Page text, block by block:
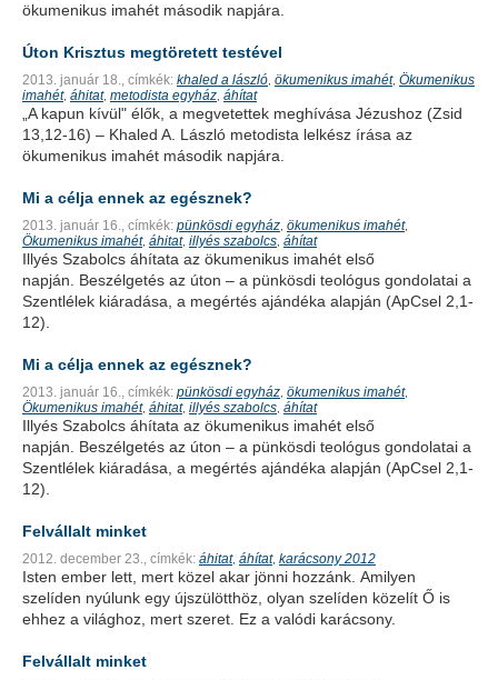
ökumenikus imahét második napjára.
Úton Krisztus megtöretett testével
2013. január 18., címkék: khaled a lászló ökumenikus imahét, Ökumenikus
imahét, áhitat, metodista egyház áhítat
„A kapun kívül" élők, a megvetettek meghívása Jézushoz (Zsid
13,12-16) – Khaled A. László metodista lelkész írása az
ökumenikus imahét második napjára.
Mi a célja ennek az egésznek?
2013. január 16., címkék: pünkösdi egyház ökumenikus imahét,
Ökumenikus imahét, áhitat, illyés szabolcs áhítat
Illyés Szabolcs áhítata az ökumenikus imahét első
napján. Beszélgetés az úton – a pünkösdi teológus gondolatai a
Szentlélek kiáradása, a megértés ajándéka alapján (ApCsel 2,1-
12).
Mi a célja ennek az egésznek?
2013. január 16., címkék: pünkösdi egyház ökumenikus imahét,
Ökumenikus imahét, áhitat, illyés szabolcs áhítat
Illyés Szabolcs áhítata az ökumenikus imahét első
napján. Beszélgetés az úton – a pünkösdi teológus gondolatai a
Szentlélek kiáradása, a megértés ajándéka alapján (ApCsel 2,1-
12).
Felvállalt minket
2012. december 23., címkék: áhitat, áhítat, karácsony 2012
Isten ember lett, mert közel akar jönni hozzánk. Amilyen
szelíden nyúlunk egy újszülötthöz, olyan szelíden közelít Ő is
ehhez a világhoz, mert szeret. Ez a valódi karácsony.
Felvállalt minket